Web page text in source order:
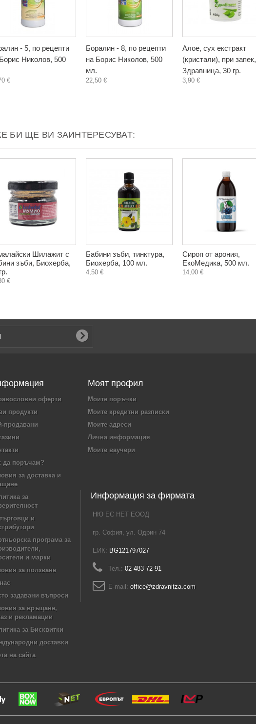
- 5, по рецепти
Николов, 500
€
Боралин - 8, по рецепти
на Борис Николов, 500
мл.
22,50 €
Алое, сух екстракт
(кристали), при запек,
Здравница, 30 гр.
3,90 €
БИ ЩЕ ВИ ЗАИНТЕРЕСУВАТ:
Шилажит с
зъби, Биохерба,
€
Бабини зъби, тинктура,
Биохерба, 100 мл.
4,50 €
Сироп от арония,
ЕкоМедика, 500 мл.
14,00 €
оферти
продукти
продавани
да поръчам?
за доставка и
за
и
програма за
и марки
за ползване
задавани въпроси
за връщане,
и рекламации
за Бисквитки
доставки
на сайта
Моят профил
Моите поръчки
Моите кредитни разписки
Моите адреси
Лична информация
Моите ваучери
Информация за фирмата
НЮ ЕС НЕТ ЕООД
гр. София, ул. Одрин 74
ЕИК: BG121797027
Тел.: 02 483 72 91
E-mail: office@zdravnitza.com